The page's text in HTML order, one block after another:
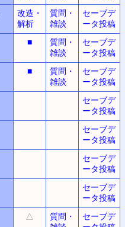
改造・
解析
質問・
雑談
セーブデ
ータ投稿
■
質問・
雑談
セーブデ
ータ投稿
■
質問・
雑談
セーブデ
ータ投稿
セーブデ
ータ投稿
セーブデ
ータ投稿
セーブデ
ータ投稿
セーブデ
ータ投稿
△
質問・
セーブデ